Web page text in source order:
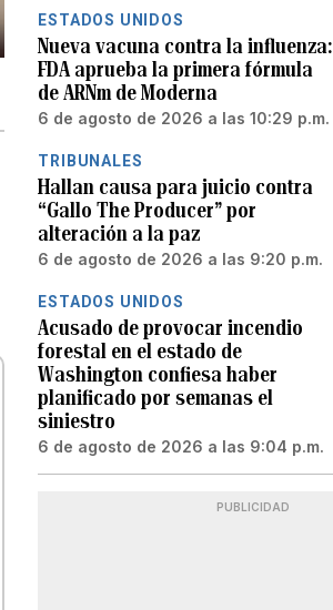
ESTADOS UNIDOS
Nueva vacuna contra la influenza:
FDA aprueba la primera fórmula
de ARNm de Moderna
6 de agosto de 2026 a las 10:29 p.m.
TRIBUNALES
Hallan causa para juicio contra
“Gallo The Producer” por
alteración a la paz
6 de agosto de 2026 a las 9:20 p.m.
ESTADOS UNIDOS
Acusado de provocar incendio
forestal en el estado de
Washington confiesa haber
planificado por semanas el
siniestro
6 de agosto de 2026 a las 9:04 p.m.
PUBLICIDAD